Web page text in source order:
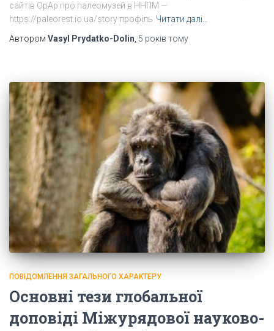
сайтів ОрАр про палеомузей в ННПМ —
https://paleorest.io.ua/story профіль Читати далі…
Автором Vasyl Prydatko-Dolin 5 років тому
ПОВІДОМЛЕННЯ ЗАГАЛЬНОГО ХАРАКТЕРУ
Основні тези глобальної
доповіді Міжурядової науково-